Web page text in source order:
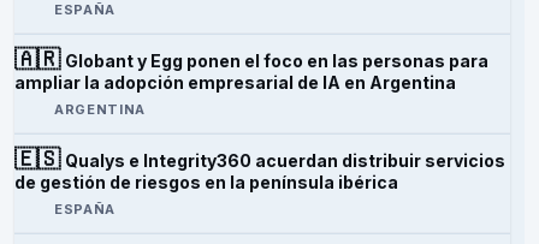
ESPAÑA
🇦🇷 Globant y Egg ponen el foco en las personas para
ampliar la adopción empresarial de IA en Argentina
ARGENTINA
🇪🇸 Qualys e Integrity360 acuerdan distribuir servicios
de gestión de riesgos en la península ibérica
ESPAÑA